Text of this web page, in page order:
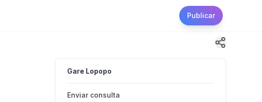
Publicar
Gare Lopopo
Enviar consulta